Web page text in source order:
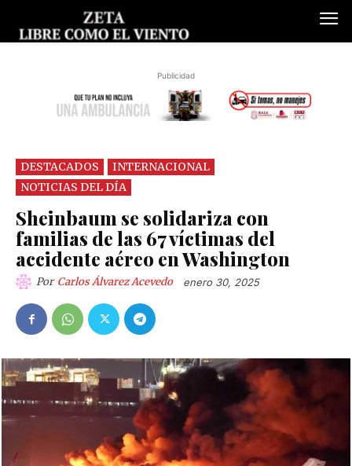
Publicidad
DESTACADOS
INTERNACIONAL
NOTICIAS DEL DÍA
Sheinbaum se solidariza con
familias de las 67 víctimas del
accidente aéreo en Washington
Por Carlos Álvarez Acevedo enero 30, 2025